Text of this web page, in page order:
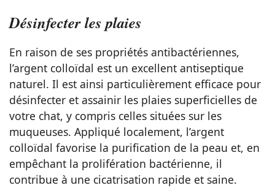
Désinfecter les plaies
En raison de ses propriétés antibactériennes,
l’argent colloïdal est un excellent antiseptique
naturel. Il est ainsi particulièrement efficace pour
désinfecter et assainir les plaies superficielles de
votre chat, y compris celles situées sur les
muqueuses. Appliqué localement, l’argent
colloïdal favorise la purification de la peau et, en
empêchant la prolifération bactérienne, il
contribue à une cicatrisation rapide et saine.